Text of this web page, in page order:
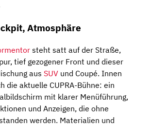
Atmosphäre
steht satt auf der Straße,
tief gezogener Front und dieser
aus SUV und Coupé. Innen
die aktuelle CUPRA-Bühne: ein
mit klarer Menüführung,
und Anzeigen, die ohne
werden. Materialien und